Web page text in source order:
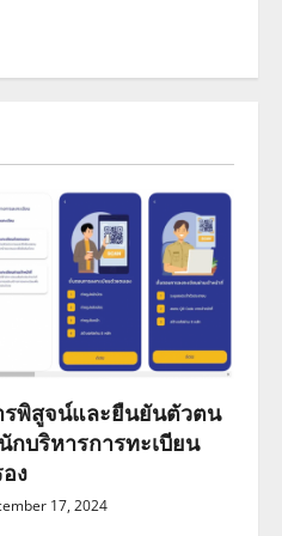
รพิสูจน์และยืนยันตัวตน
กบริหารการทะเบียน
ง
17, 2024